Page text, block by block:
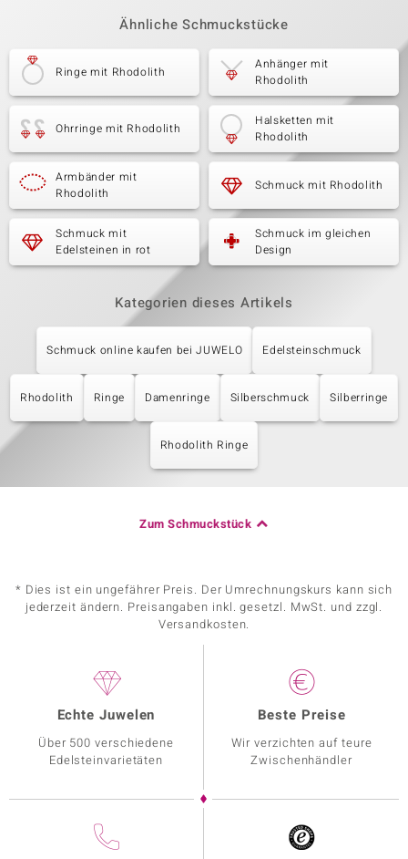
Ähnliche Schmuckstücke
Ringe mit Rhodolith
Anhänger mit
Rhodolith
Ohrringe mit Rhodolith
Halsketten mit
Rhodolith
Armbänder mit
Rhodolith
Schmuck mit Rhodolith
Schmuck mit
Edelsteinen in rot
Schmuck im gleichen
Design
Kategorien dieses Artikels
Schmuck online kaufen bei JUWELO Edelsteinschmuck
Rhodolith Ringe Damenringe Silberschmuck Silberringe
Rhodolith Ringe
Zum Schmuckstück
* Dies ist ein ungefährer Preis. Der Umrechnungskurs kann sich
jederzeit ändern. Preisangaben inkl. gesetzl. MwSt. und zzgl.
Versandkosten.
Echte Juwelen
Über 500 verschiedene
Edelsteinvarietäten
Beste Preise
Wir verzichten auf teure
Zwischenhändler